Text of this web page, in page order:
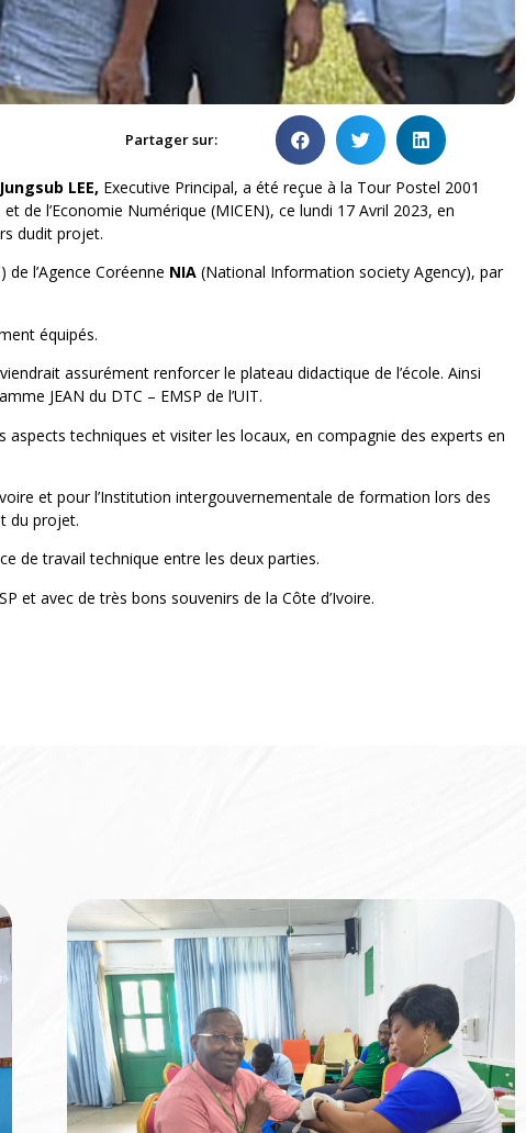
Partager sur:
LEE, Executive Principal, a été reçue à la Tour Postel 2001
de l’Economie Numérique (MICEN), ce lundi 17 Avril 2023, en
dudit projet.
l’Agence Coréenne NIA (National Information society Agency), par
équipés.
assurément renforcer le plateau didactique de l’école. Ainsi
JEAN du DTC – EMSP de l’UIT.
aspects techniques et visiter les locaux, en compagnie des experts en
et pour l’Institution intergouvernementale de formation lors des
du projet.
de travail technique entre les deux parties.
et avec de très bons souvenirs de la Côte d’Ivoire.